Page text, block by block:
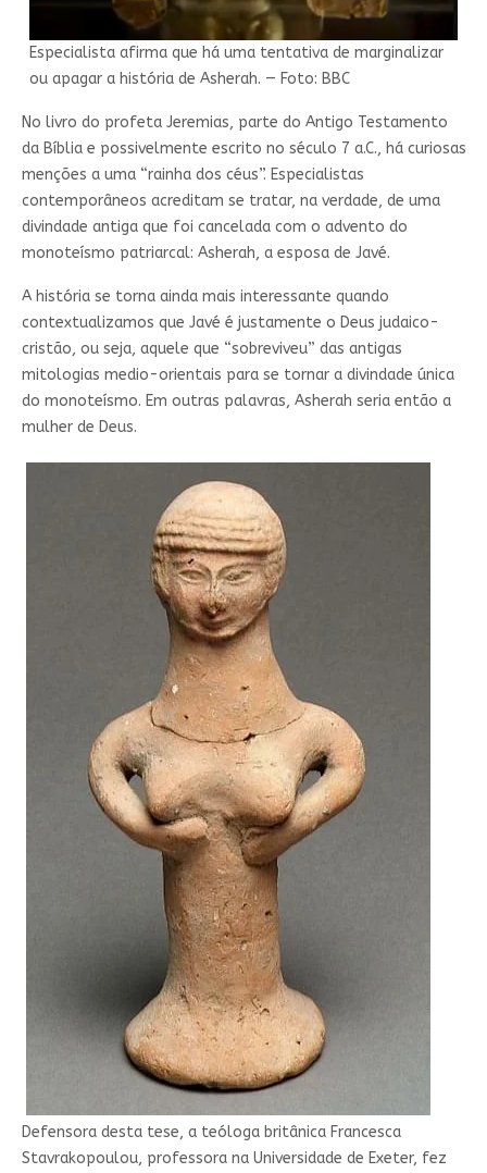
Especialista afirma que há uma tentativa de marginalizar
ou apagar a história de Asherah. — Foto: BBC
No livro do profeta Jeremias, parte do Antigo Testamento
da Bíblia e possivelmente escrito no século 7 a.C., há curiosas
menções a uma “rainha dos céus”. Especialistas
contemporâneos acreditam se tratar, na verdade, de uma
divindade antiga que foi cancelada com o advento do
monoteísmo patriarcal: Asherah, a esposa de Javé.
A história se torna ainda mais interessante quando
contextualizamos que Javé é justamente o Deus judaico-
cristão, ou seja, aquele que “sobreviveu” das antigas
mitologias medio-orientais para se tornar a divindade única
do monoteísmo. Em outras palavras, Asherah seria então a
mulher de Deus.
Defensora desta tese, a teóloga britânica Francesca
Stavrakopoulou, professora na Universidade de Exeter, fez